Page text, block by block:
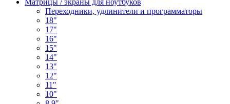
Матрицы / экраны для ноутбуков
Переходники, удлинители и программаторы
18"
17"
16"
15"
14"
13"
12"
11"
10"